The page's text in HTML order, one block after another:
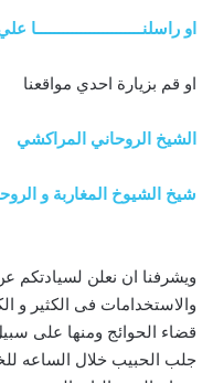
او راسلنــــــــــــــــــــــــا
او قم بزيارة احدي مواقعنا
الشيخ الروحاني المراكشي
شيخ الشيوخ المغاربة و
ويشرفنا ان نعلن لسيادتكم
والاستخدامات فى الكثير و
قضاء الحوائج ومنها على
جلب الحبيب خلال الساعه